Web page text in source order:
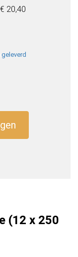
€ 20,40
(12 x 250